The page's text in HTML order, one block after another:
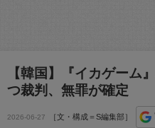
【韓国】『イカゲーム
つ裁判、無罪が確定
2026-06-27 ［文・構成＝S編集部］